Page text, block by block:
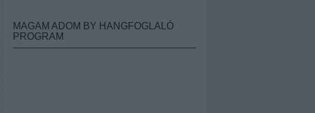
MAGAM ADOM BY HANGFOGLALÓ
PROGRAM